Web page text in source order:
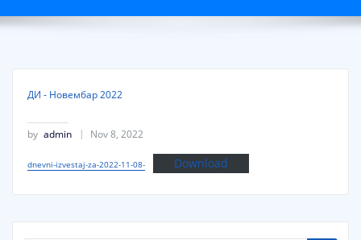
ДИ - Новембар 2022
by admin Nov 8, 2022
dnevni-izvestaj-za-2022-11-08- Download